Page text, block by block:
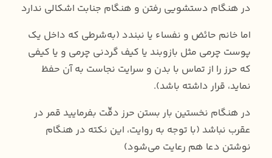
در هنگام دستشویی رفتن و هنگام جنابت اشکالی ندارد
اما خانم حائض و نفساء یا نبندد (به‌شرطی که داخل یک
پوست چرمی مثل بازوبند یا کیف گردنی چرمی و یا کیفی
که حرز را از تماس با بدن و سرایت نجاست به آن حفظ
نماید، قرار داشته باشد).
در هنگام نخستین بار بستن حرز دقّت بفرمایید قمر در
عقرب نباشد (با توجه به روایت، این نکته در هنگام
نوشتن دعا هم رعایت می‌شود)